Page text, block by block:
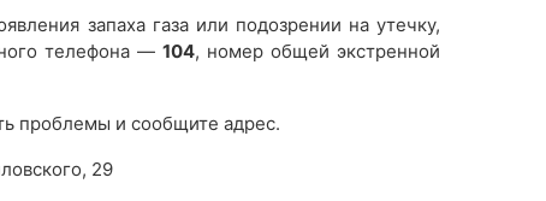
запаха газа или подозрении на утечку,
телефона — 104, номер общей экстренной
проблемы и сообщите адрес.
29